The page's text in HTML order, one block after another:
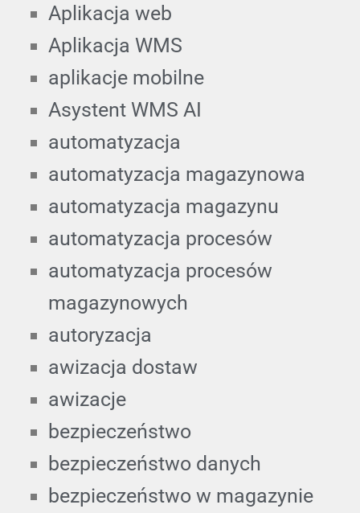
Aplikacja web
Aplikacja WMS
aplikacje mobilne
Asystent WMS AI
automatyzacja
automatyzacja magazynowa
automatyzacja magazynu
automatyzacja procesów
automatyzacja procesów
magazynowych
autoryzacja
awizacja dostaw
awizacje
bezpieczeństwo
bezpieczeństwo danych
bezpieczeństwo w magazynie